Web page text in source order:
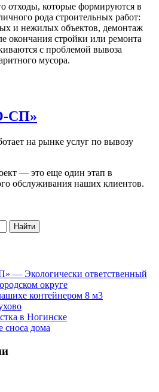
отходы, которые формируются в
рода строительных работ:
и нежилых объектов, демонтаж
окончания стройки или ремонта
с проблемой вывоза
мусора.
СП»
на рынке услуг по вывозу
— это еще один этап в
обслуживания наших клиентов.
— Экологически ответственный
округе
контейнером 8 м3
в Ногинске
сноса дома